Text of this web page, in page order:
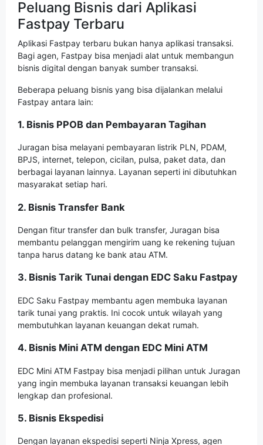
Peluang Bisnis dari Aplikasi
Fastpay Terbaru
Aplikasi Fastpay terbaru bukan hanya aplikasi transaksi.
Bagi agen, Fastpay bisa menjadi alat untuk membangun
bisnis digital dengan banyak sumber transaksi.
Beberapa peluang bisnis yang bisa dijalankan melalui
Fastpay antara lain:
1. Bisnis PPOB dan Pembayaran Tagihan
Juragan bisa melayani pembayaran listrik PLN, PDAM,
BPJS, internet, telepon, cicilan, pulsa, paket data, dan
berbagai layanan lainnya. Layanan seperti ini dibutuhkan
masyarakat setiap hari.
2. Bisnis Transfer Bank
Dengan fitur transfer dan bulk transfer, Juragan bisa
membantu pelanggan mengirim uang ke rekening tujuan
tanpa harus datang ke bank atau ATM.
3. Bisnis Tarik Tunai dengan EDC Saku Fastpay
EDC Saku Fastpay membantu agen membuka layanan
tarik tunai yang praktis. Ini cocok untuk wilayah yang
membutuhkan layanan keuangan dekat rumah.
4. Bisnis Mini ATM dengan EDC Mini ATM
EDC Mini ATM Fastpay bisa menjadi pilihan untuk Juragan
yang ingin membuka layanan transaksi keuangan lebih
lengkap dan profesional.
5. Bisnis Ekspedisi
Dengan layanan ekspedisi seperti Ninja Xpress, agen